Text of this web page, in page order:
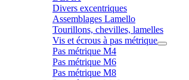
Divers excentriques
Assemblages Lamello
Tourillons, chevilles, lamelles
Vis et écrous à pas métrique
Pas métrique M4
Pas métrique M6
Pas métrique M8